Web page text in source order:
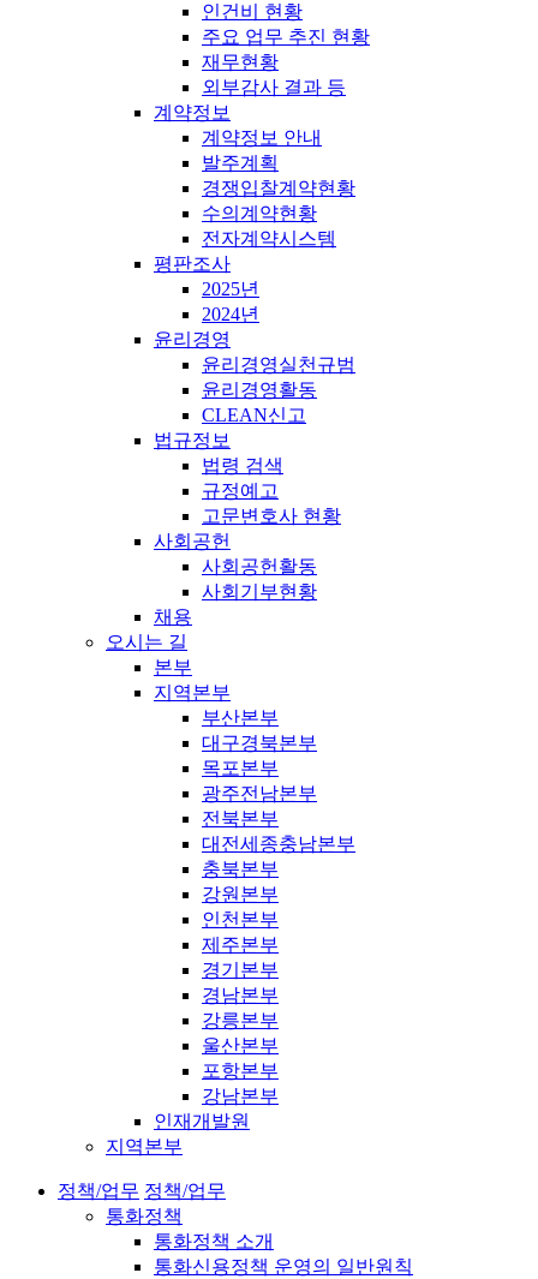
인건비 현황
주요 업무 추진 현황
재무현황
외부감사 결과 등
계약정보
계약정보 안내
발주계획
경쟁입찰계약현황
수의계약현황
전자계약시스템
평판조사
2025년
2024년
윤리경영
윤리경영실천규범
윤리경영활동
CLEAN신고
법규정보
법령 검색
규정예고
고문변호사 현황
사회공헌
사회공헌활동
사회기부현황
채용
오시는 길
본부
지역본부
부산본부
대구경북본부
목포본부
광주전남본부
전북본부
대전세종충남본부
충북본부
강원본부
인천본부
제주본부
경기본부
경남본부
강릉본부
울산본부
포항본부
강남본부
인재개발원
지역본부
정책/업무 정책/업무
통화정책
통화정책 소개
통화신용정책 운영의 일반원칙